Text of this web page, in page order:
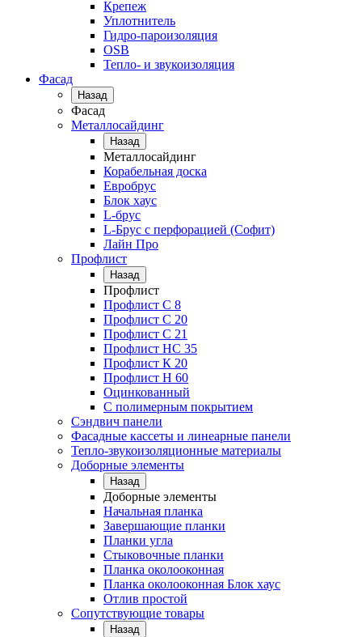
Крепеж
Уплотнитель
Гидро-пароизоляция
OSB
Тепло- и звукоизоляция
Фасад
Назад
Фасад
Металлосайдинг
Назад
Металлосайдинг
Корабельная доска
Евробрус
Блок хаус
L-брус
L-Брус с перфорацией (Софит)
Лайн Про
Профлист
Назад
Профлист
Профлист С 8
Профлист С 20
Профлист C 21
Профлист НС 35
Профлист К 20
Профлист Н 60
Оцинкованный
С полимерным покрытием
Сэндвич панели
Фасадные кассеты и линеарные панели
Тепло-звукоизоляционные материалы
Доборные элементы
Назад
Доборные элементы
Начальная планка
Завершающие планки
Планки угла
Стыковочные планки
Планка околооконная
Планка околооконная Блок хаус
Отлив простой
Сопутствующие товары
Назад